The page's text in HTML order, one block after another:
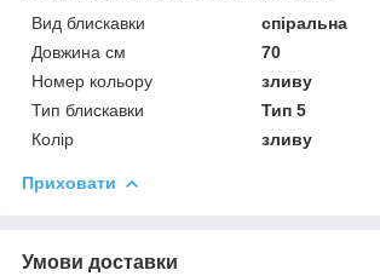
Вид блискавки
спіральна
Довжина см
70
Номер кольору
зливу
Тип блискавки
Тип 5
Колір
зливу
Приховати
Умови доставки